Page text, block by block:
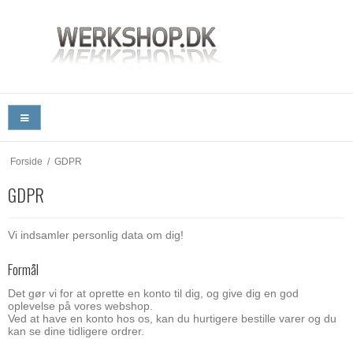
Forside / GDPR
GDPR
Vi indsamler personlig data om dig!
Formål
Det gør vi for at oprette en konto til dig, og give dig en god
oplevelse på vores webshop.
Ved at have en konto hos os, kan du hurtigere bestille varer og du
kan se dine tidligere ordrer.